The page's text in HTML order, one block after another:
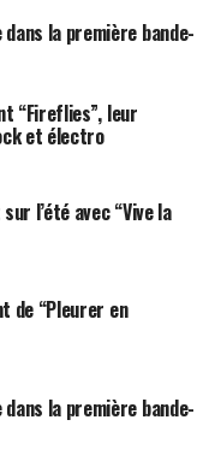
la première bande-
“Fireflies”, leur
et électro
l’été avec “Vive la
de “Pleurer en
la première bande-